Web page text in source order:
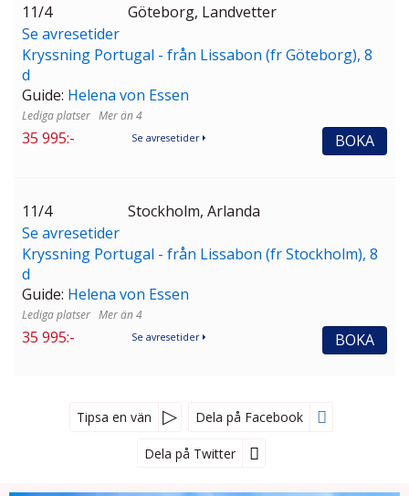
11/4
Se avresetider
Göteborg, Landvetter
Kryssning Portugal - från Lissabon (fr Göteborg), 8
d
Guide: Helena von Essen
Mer än 4
35 995:- BOKA
Se avresetider
11/4
Se avresetider
Stockholm, Arlanda
Kryssning Portugal - från Lissabon (fr Stockholm), 8
d
Guide: Helena von Essen
Mer än 4
35 995:- BOKA
Se avresetider
Tipsa en vän Dela på Facebook
Dela på Twitter